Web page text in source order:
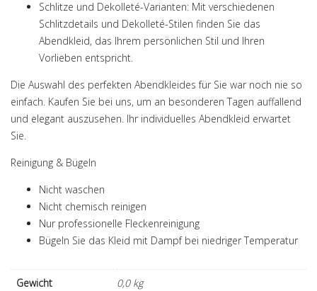
Schlitze und Dekolleté-Varianten: Mit verschiedenen
Schlitzdetails und Dekolleté-Stilen finden Sie das
Abendkleid, das Ihrem persönlichen Stil und Ihren
Vorlieben entspricht.
Die Auswahl des perfekten Abendkleides für Sie war noch nie so
einfach. Kaufen Sie bei uns, um an besonderen Tagen auffallend
und elegant auszusehen. Ihr individuelles Abendkleid erwartet
Sie.
Reinigung & Bügeln
Nicht waschen
Nicht chemisch reinigen
Nur professionelle Fleckenreinigung
Bügeln Sie das Kleid mit Dampf bei niedriger Temperatur
Gewicht 0,0 kg